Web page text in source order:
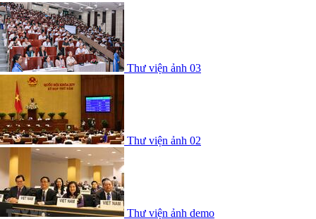
Thư viện ảnh 03
Thư viện ảnh 02
Thư viện ảnh demo